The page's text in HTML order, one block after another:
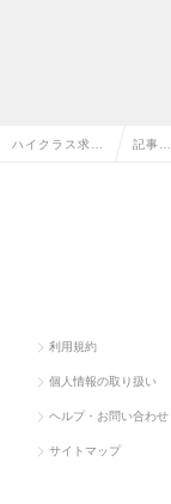
ハイクラス求人 記事一
利用規約
個人情報の取り扱い
ヘルプ・お問い合わせ
サイトマップ